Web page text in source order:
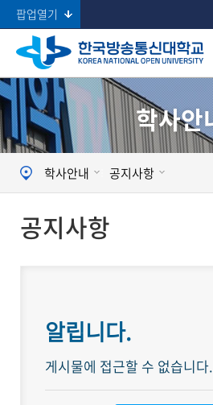
팝업열기
Search 학사안
학사안내 공지사항
공지사항
알립니다.
게시물에 접근할 수 없습니다.